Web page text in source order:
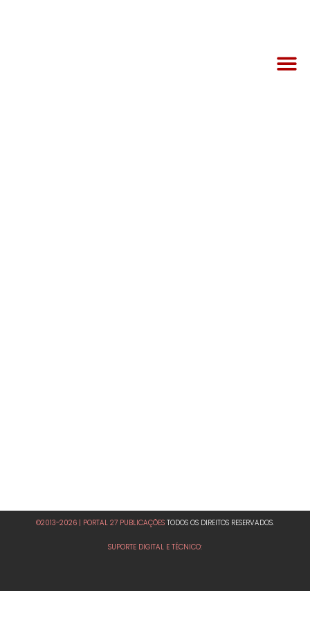
©2013-2026 | PORTAL 27 PUBLICAÇÕES TODOS OS DIREITOS RESERVADOS.
SUPORTE DIGITAL E TÉCNICO: